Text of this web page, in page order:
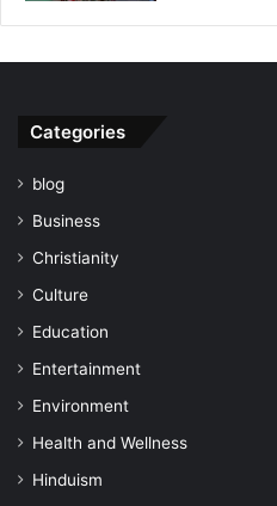
Categories
blog
Business
Christianity
Culture
Education
Entertainment
Environment
Health and Wellness
Hinduism